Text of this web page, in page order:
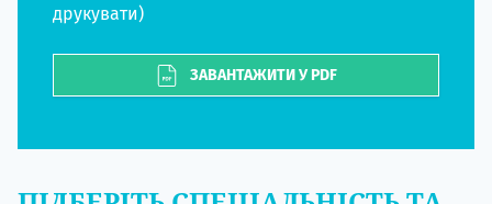
друкувати)
ЗАВАНТАЖИТИ У PDF